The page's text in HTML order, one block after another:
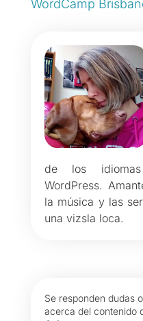
WordCamp
de los
WordPress.
la música y las
una vizsla loca.
Se responden dudas
acerca del contenido